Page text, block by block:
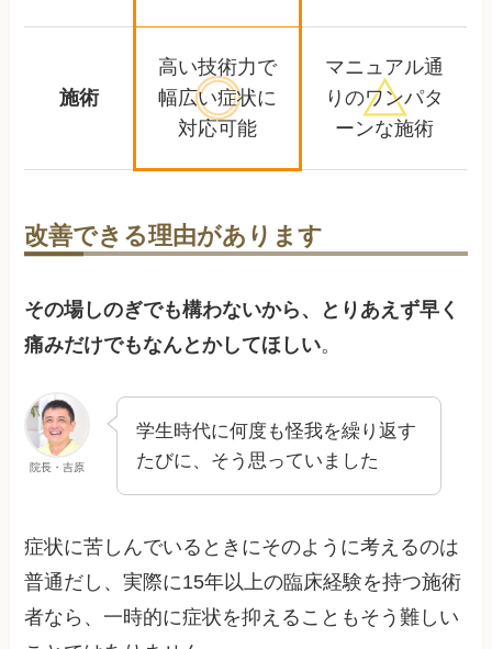
施術
高い技術力で
幅広い症状に
対応可能
マニュアル通
りのワンパタ
ーンな施術
改善できる理由があります
その場しのぎでも構わないから、とりあえず早く
痛みだけでもなんとかしてほしい。
院長・吉原
学生時代に何度も怪我を繰り返す
たびに、そう思っていました
症状に苦しんでいるときにそのように考えるのは
普通だし、実際に15年以上の臨床経験を持つ施術
者なら、一時的に症状を抑えることもそう難しい